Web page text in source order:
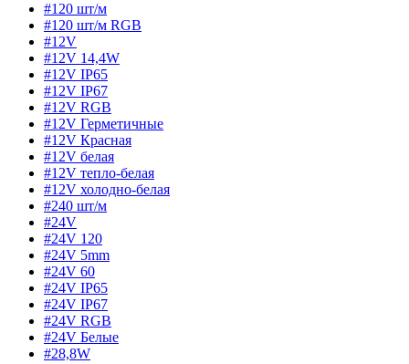
#120 шт/м
#120 шт/м RGB
#12V
#12V 14,4W
#12V IP65
#12V IP67
#12V RGB
#12V Герметичные
#12V Красная
#12V белая
#12V тепло-белая
#12V холодно-белая
#240 шт/м
#24V
#24V 120
#24V 5mm
#24V 60
#24V IP65
#24V IP67
#24V RGB
#24V Белые
#28,8W